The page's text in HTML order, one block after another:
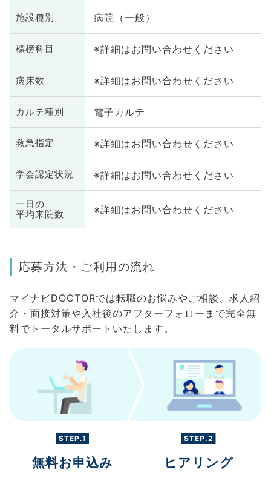
施設種別 病院（一般）
標榜科目 ※詳細はお問い合わせください
病床数 ※詳細はお問い合わせください
カルテ種別 電子カルテ
救急指定 ※詳細はお問い合わせください
学会認定状況 ※詳細はお問い合わせください
一日の
平均来院数
※詳細はお問い合わせください
応募方法・ご利用の流れ
マイナビDOCTORでは転職のお悩みやご相談、求人紹
介・面接対策や入社後のアフターフォローまで完全無
料でトータルサポートいたします。
STEP.1
無料お申込み
STEP.2
ヒアリング